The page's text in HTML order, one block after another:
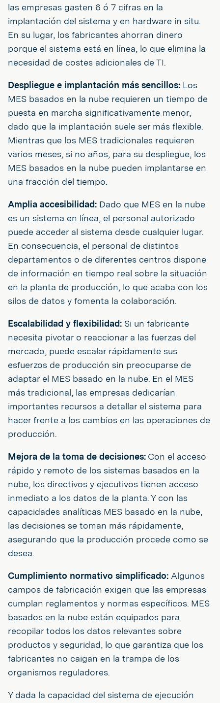
las empresas gasten 6 ó 7 cifras en la
implantación del sistema y en hardware in situ.
En su lugar, los fabricantes ahorran dinero
porque el sistema está en línea, lo que elimina la
necesidad de costes adicionales de TI.
Despliegue e implantación más sencillos: Los
MES basados en la nube requieren un tiempo de
puesta en marcha significativamente menor,
dado que la implantación suele ser más flexible.
Mientras que los MES tradicionales requieren
varios meses, si no años, para su despliegue, los
MES basados en la nube pueden implantarse en
una fracción del tiempo.
Amplia accesibilidad: Dado que MES en la nube
es un sistema en línea, el personal autorizado
puede acceder al sistema desde cualquier lugar.
En consecuencia, el personal de distintos
departamentos o de diferentes centros dispone
de información en tiempo real sobre la situación
en la planta de producción, lo que acaba con los
silos de datos y fomenta la colaboración.
Escalabilidad y flexibilidad: Si un fabricante
necesita pivotar o reaccionar a las fuerzas del
mercado, puede escalar rápidamente sus
esfuerzos de producción sin preocuparse de
adaptar el MES basado en la nube. En el MES
más tradicional, las empresas dedicarían
importantes recursos a detallar el sistema para
hacer frente a los cambios en las operaciones de
producción.
Mejora de la toma de decisiones: Con el acceso
rápido y remoto de los sistemas basados en la
nube, los directivos y ejecutivos tienen acceso
inmediato a los datos de la planta. Y con las
capacidades analíticas MES basado en la nube,
las decisiones se toman más rápidamente,
asegurando que la producción procede como se
desea.
Cumplimiento normativo simplificado: Algunos
campos de fabricación exigen que las empresas
cumplan reglamentos y normas específicos. MES
basados en la nube están equipados para
recopilar todos los datos relevantes sobre
productos y seguridad, lo que garantiza que los
fabricantes no caigan en la trampa de los
organismos reguladores.
Y dada la capacidad del sistema de ejecución